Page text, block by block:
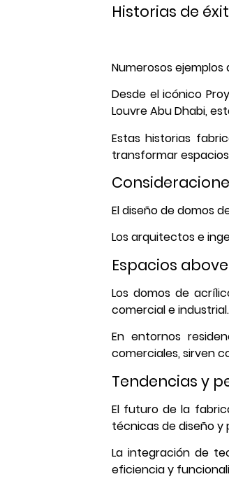
Historias de
Numerosos
Desde el icónico
Louvre Abu Dhabi,
Estas historias
transformar
El diseño de domos
Los arquitectos e
Espacios
Los domos de
comercial e industrial.
En entornos
comerciales, sirven
Tendencias y
El futuro de la
técnicas de diseño y
La integración de
eficiencia y